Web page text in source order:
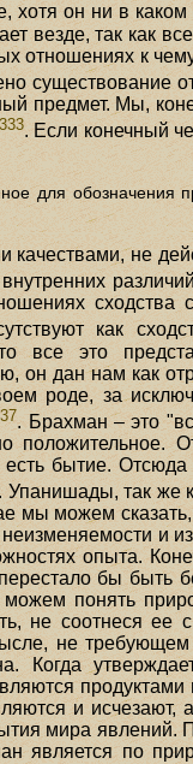
хотя он ни в
везде, так как
отношениях к
существование
предмет. Мы,
333. Если конечный
для
качествами, не
различий
как
все это
он дан нам как
роде, за
. Брахман – это
положительное.
бытие. Отсюда
Упанишады, так же
мы можем
и
опыта.
бы быть
понять
не соотнеся
не требующем
Когда
и исчезают,
мира явлений.
является по